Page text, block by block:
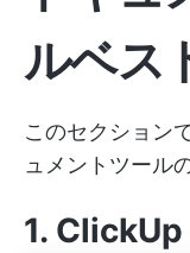
ルベス
このセクション
ュメントツール
1. ClickUp